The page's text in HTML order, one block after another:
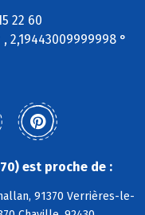
22 60
2,19443009999998 °
est proche de :
91370 Verrières-le-